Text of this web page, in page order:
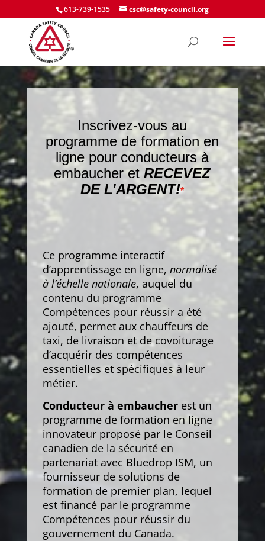
613-739-1535 csc@safety-council.org
Inscrivez-vous au
programme de formation en
ligne pour conducteurs à
embaucher etRECEVEZ
DE L’ARGENT!*
Ce programme interactif
d’apprentissage en ligne, normalisé
à l’échelle nationale, auquel du
contenu du programme
Compétences pour réussir a été
ajouté, permet aux chauffeurs de
taxi, de livraison et de covoiturage
d’acquérir des compétences
essentielles et spécifiques à leur
métier.
Conducteur à embaucherest un
programme de formation en ligne
innovateur proposé par le Conseil
canadien de la sécurité en
partenariat avec Bluedrop ISM, un
fournisseur de solutions de
formation de premier plan, lequel
est financé par le programme
Compétences pour réussir du
gouvernement du Canada.